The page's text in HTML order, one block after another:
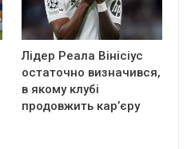
Лідер Реала Вінісіус
остаточно визначився,
в якому клубі
продовжить кар’єру